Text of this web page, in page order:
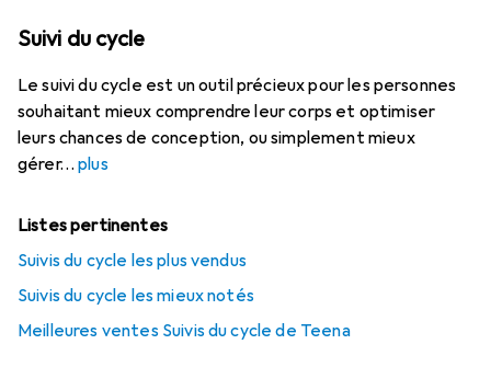
Suivi du cycle
Le suivi du cycle est un outil précieux pour les personnes
souhaitant mieux comprendre leur corps et optimiser
leurs chances de conception, ou simplement mieux
gérer
plus
Listes pertinentes
Suivis du cycle les plus vendus
Suivis du cycle les mieux notés
Meilleures ventes Suivis du cycle de Teena